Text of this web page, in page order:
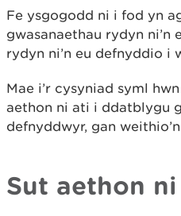
Fe ysgogodd ni i fod yn
gwasanaethau rydyn ni’n
rydyn ni’n eu defnyddio i
Mae i’r cysyniad syml
aethon ni ati i ddatblygu
defnyddwyr, gan
Sut aethon